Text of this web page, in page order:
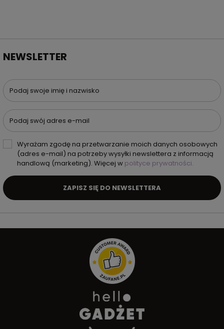
NEWSLETTER
Podaj swoje imię i nazwisko
Podaj swój adres e-mail
Wyrażam zgodę na przetwarzanie moich danych osobowych
(adres e-mail) na potrzeby wysyłki newslettera z informacją
handlową (marketing). Więcej w polityce prywatności.
ZAPISZ SIĘ DO NEWSLETTERA